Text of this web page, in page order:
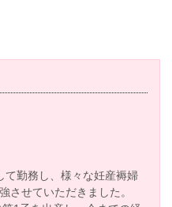
て勤務し、様々な妊産褥婦
させていただきました。